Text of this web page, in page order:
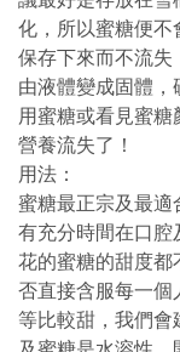
化，所以蜜糖便
保存下來而不流
由液體變成固體
用蜜糖或看見蜜
營養流失了！
用法：
蜜糖最正宗及最
有充分時間在口
花的蜜糖的甜度
否直接含服每一
等比較甜，我們